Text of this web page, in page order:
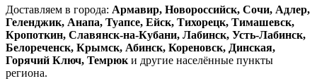
Доставляем в города: Армавир, Новороссийск, Сочи, Адлер,
Геленджик, Анапа, Туапсе, Ейск, Тихорецк, Тимашевск,
Кропоткин, Славянск-на-Кубани, Лабинск, Усть-Лабинск,
Белореченск, Крымск, Абинск, Кореновск, Динская,
Горячий Ключ, Темрюк и другие населённые пункты
региона.